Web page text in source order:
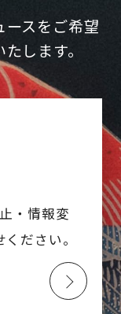
スをご希望
します。
・情報変
ださい。